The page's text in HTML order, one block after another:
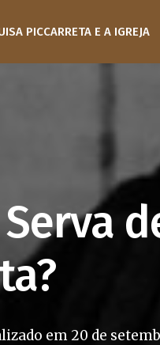
PICCARRETA E A IGREJA
em 20 de